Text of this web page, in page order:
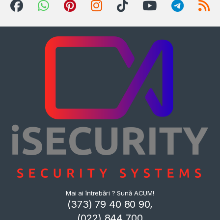
Mai ai întrebări ? Sună ACUM!
(373) 79 40 80 90,